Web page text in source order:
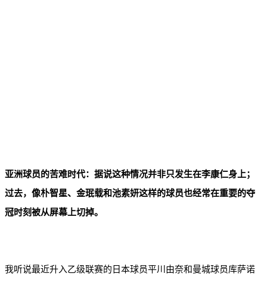
亚洲球员的苦难时代：据说这种情况并非只发生在李康仁身上；
过去，像朴智星、金珉载和池素妍这样的球员也经常在重要的夺
冠时刻被从屏幕上切掉。
我听说最近升入乙级联赛的日本球员平川由奈和曼城球员库萨诺